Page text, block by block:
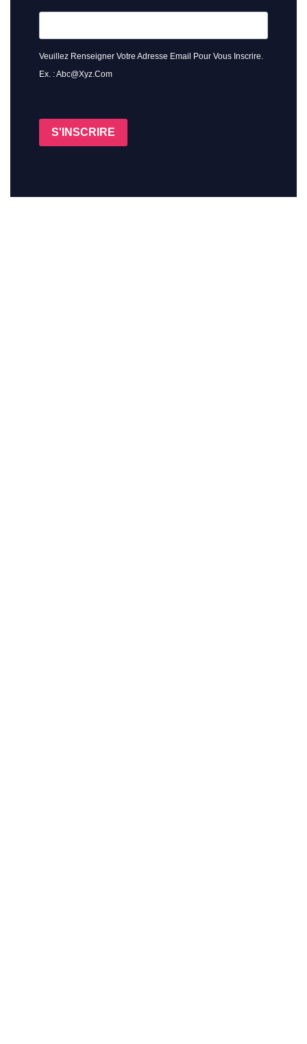
Veuillez Renseigner Votre Adresse Email Pour Vous Inscrire.
Ex. : Abc@xyz.com
S'INSCRIRE